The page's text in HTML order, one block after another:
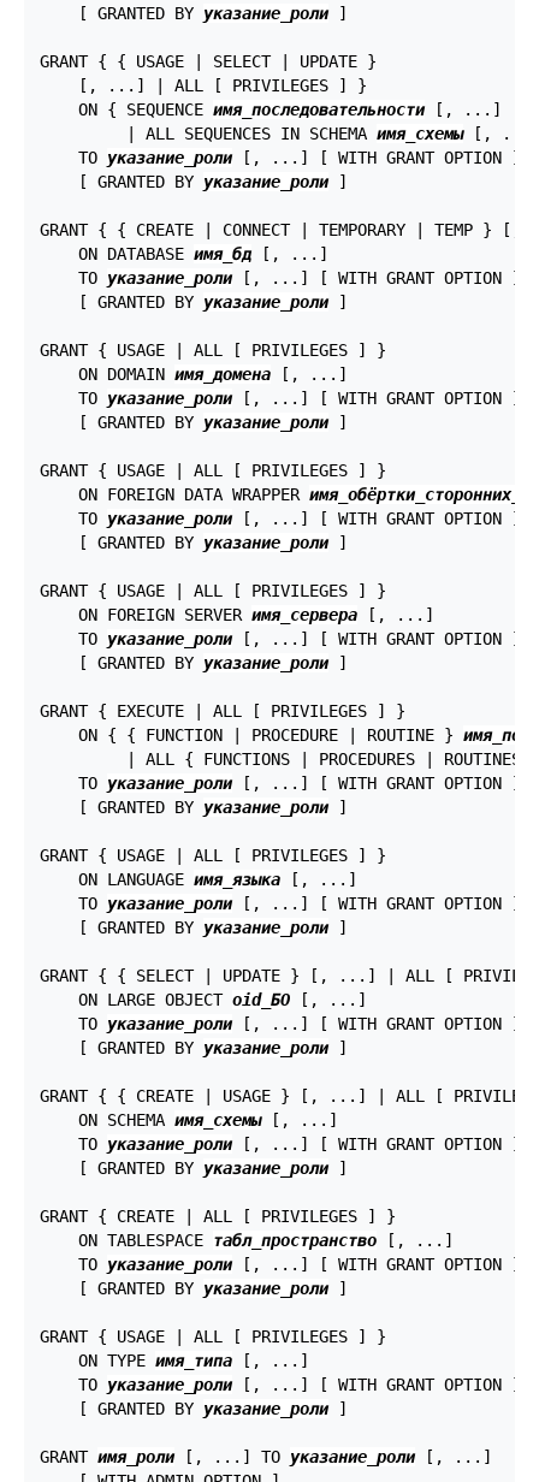
    [ GRANTED BY
указание_роли ]
GRANT { { USAGE | SELECT | UPDATE }
    [, ...] | ALL [ PRIVILEGES ] }
    ON { SEQUENCE
имя_последовательности [, ...]
         | ALL SEQUENCES IN SCHEMA
имя_схемы [,
    TO
указание_роли [, ...] [ WITH GRANT OPTION ]
    [ GRANTED BY
указание_роли ]
GRANT { { CREATE | CONNECT | TEMPORARY |
    ON DATABASE
имя_бд [, ...]
    TO
указание_роли [, ...] [ WITH GRANT OPTION ]
    [ GRANTED BY
указание_роли ]
GRANT { USAGE | ALL [ PRIVILEGES ] }
    ON DOMAIN
имя_домена [, ...]
    TO
указание_роли [, ...] [ WITH GRANT OPTION ]
    [ GRANTED BY
указание_роли ]
GRANT { USAGE | ALL [ PRIVILEGES ] }
    ON FOREIGN DATA WRAPPER
    TO
указание_роли [, ...] [ WITH GRANT OPTION ]
    [ GRANTED BY
указание_роли ]
GRANT { USAGE | ALL [ PRIVILEGES ] }
    ON FOREIGN SERVER
имя_сервера [, ...]
    TO
указание_роли [, ...] [ WITH GRANT OPTION ]
    [ GRANTED BY
указание_роли ]
GRANT { EXECUTE | ALL [ PRIVILEGES ] }
    ON { { FUNCTION | PROCEDURE | ROUTINE }
| ALL { FUNCTIONS | PROCEDURES | ROUTINES
    TO
указание_роли [, ...] [ WITH GRANT OPTION ]
    [ GRANTED BY
указание_роли ]
GRANT { USAGE | ALL [ PRIVILEGES ] }
    ON LANGUAGE
имя_языка [, ...]
    TO
указание_роли [, ...] [ WITH GRANT OPTION ]
    [ GRANTED BY
указание_роли ]
GRANT { { SELECT | UPDATE } [, ...] | ALL [
    ON LARGE OBJECT
oid_БО [, ...]
    TO
указание_роли [, ...] [ WITH GRANT OPTION ]
    [ GRANTED BY
указание_роли ]
GRANT { { CREATE | USAGE } [, ...] | ALL [
    ON SCHEMA
имя_схемы [, ...]
    TO
указание_роли [, ...] [ WITH GRANT OPTION ]
    [ GRANTED BY
указание_роли ]
GRANT { CREATE | ALL [ PRIVILEGES ] }
    ON TABLESPACE
табл_пространство [, ...]
    TO
указание_роли [, ...] [ WITH GRANT OPTION ]
    [ GRANTED BY
указание_роли ]
GRANT { USAGE | ALL [ PRIVILEGES ] }
    ON TYPE
имя_типа [, ...]
    TO
указание_роли [, ...] [ WITH GRANT OPTION ]
    [ GRANTED BY
указание_роли ]
GRANT имя_роли [, ...] TO указание_роли [, ...]